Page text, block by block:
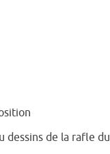
dessins de la rafle